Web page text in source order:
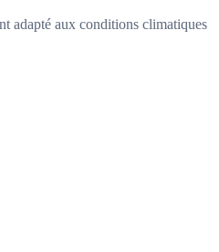
adapté aux conditions climatiques